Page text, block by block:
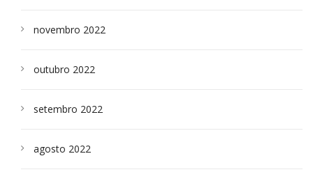
novembro 2022
outubro 2022
setembro 2022
agosto 2022